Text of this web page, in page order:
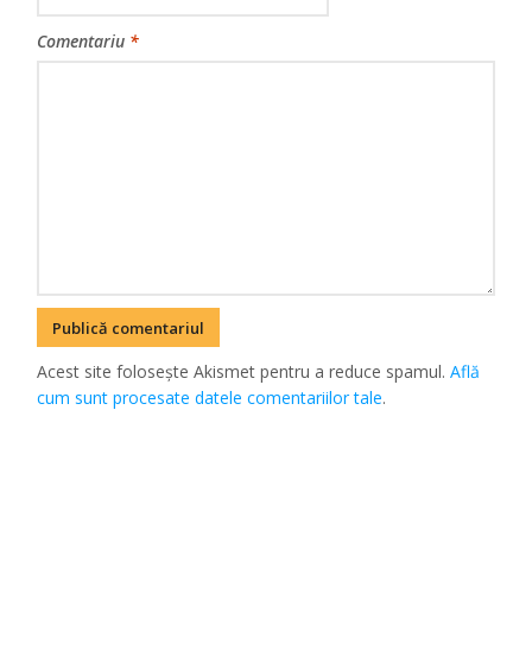
Comentariu *
Acest site folosește Akismet pentru a reduce spamul.Află
cum sunt procesate datele comentariilor tale.